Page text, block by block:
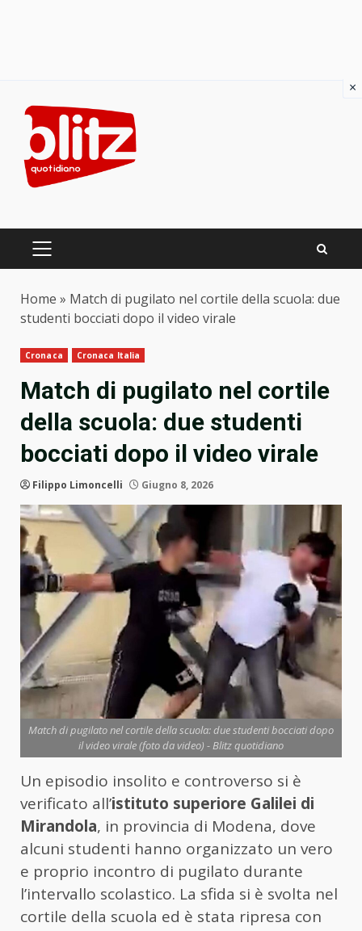
content
PRIMARY
Home » Match di pugilato nel cortile della scuola: due
studenti bocciati dopo il video virale
Cronaca Cronaca Italia
Match di pugilato nel cortile
della scuola: due studenti
bocciati dopo il video virale
Filippo Limoncelli Giugno 8, 2026
Match di pugilato nel cortile della scuola: due studenti bocciati dopo
il video virale (foto da video) - Blitz quotidiano
Un episodio insolito e controverso si è
verificato all’istituto superiore Galilei di
Mirandola, in provincia di Modena, dove
alcuni studenti hanno organizzato un vero
e proprio incontro di pugilato durante
l’intervallo scolastico. La sfida si è svolta nel
cortile della scuola ed è stata ripresa con
×